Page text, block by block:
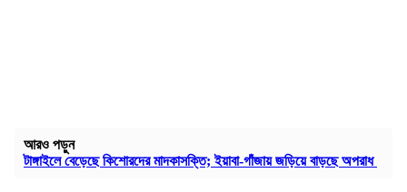
আরও পড়ুন
টাঙ্গাইলে বেড়েছে কিশোরদের মাদকাসক্তি; ইয়াবা-গাঁজায় জড়িয়ে বাড়ছে অপরাধ